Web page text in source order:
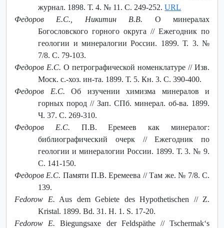
журнал. 1898. Т. 4. № 11. С. 249-252.URL
Федоров Е.С., Никитин В.В. О минералах
Богословского горного округа // Ежегодник по
геологии и минералогии России. 1899. Т. 3. №
7/8. С. 79-103.
Федоров Е.С. О петрографической номенклатуре // Изв.
Моск. с.-хоз. ин-та. 1899. Т. 5. Кн. 3. С. 390-400.
Федоров Е.С. Об изучении химизма минералов и
горных пород // Зап. СПб. минерал. об-ва. 1899.
Ч. 37. С. 269-310.
Федоров Е.С. П.В. Еремеев как минералог:
библиографический очерк // Ежегодник по
геологии и минералогии России. 1899. Т. 3. № 9.
С. 141-150.
Федоров Е.С. Памяти П.В. Еремеева // Там же. № 7/8. С.
139.
Fedorow E. Aus dem Gebiete des Hypothetischen // Z.
Kristal. 1899. Bd. 31. H. 1. S. 17-20.
Fedorow E. Biegungsaxe der Feldspäthe // Tschermak‘s